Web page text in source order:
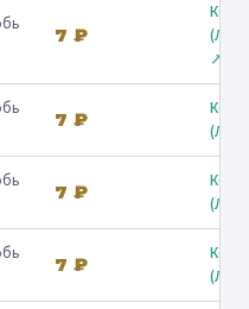
7 ₽
↗
7 ₽
7 ₽
7 ₽